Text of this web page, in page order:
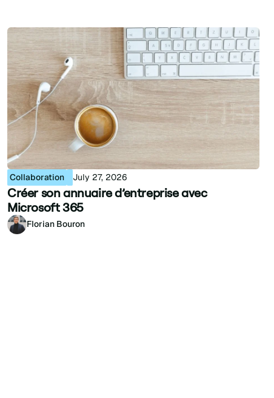
Collaboration July 27, 2026
Créer son annuaire d’entreprise avec
Microsoft 365
Florian Bouron